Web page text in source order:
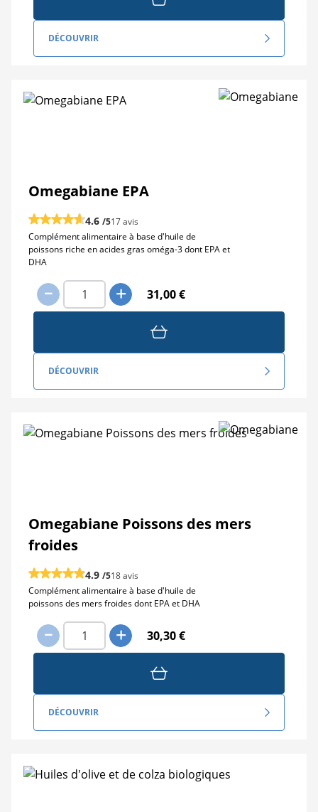
DÉCOUVRIR
Omegabiane EPA
4.6 /517 avis
Complément alimentaire à base d'huile de
poissons riche en acides gras oméga-3 dont EPA et
DHA
31,00 €
DÉCOUVRIR
Omegabiane Poissons des mers
froides
4.9 /518 avis
Complément alimentaire à base d'huile de
poissons des mers froides dont EPA et DHA
30,30 €
DÉCOUVRIR